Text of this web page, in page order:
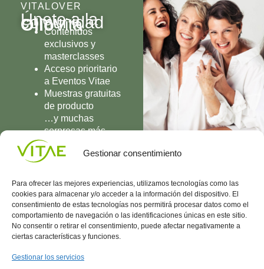
Gestionar consentimiento
Para ofrecer las mejores experiencias, utilizamos tecnologías como las
cookies para almacenar y/o acceder a la información del dispositivo. El
consentimiento de estas tecnologías nos permitirá procesar datos como el
comportamiento de navegación o las identificaciones únicas en este sitio.
No consentir o retirar el consentimiento, puede afectar negativamente a
ciertas características y funciones.
Gestionar los servicios
VITALOVER
Únete a la
comunidad
OlioVita
Contenidos
exclusivos y
masterclasses
Acceso prioritario
a Eventos Vitae
Muestras gratuitas
de producto
…y muchas
sorpresas más
UNIRME
Conocenos
Vitae
l
Política
de
(+34)
935